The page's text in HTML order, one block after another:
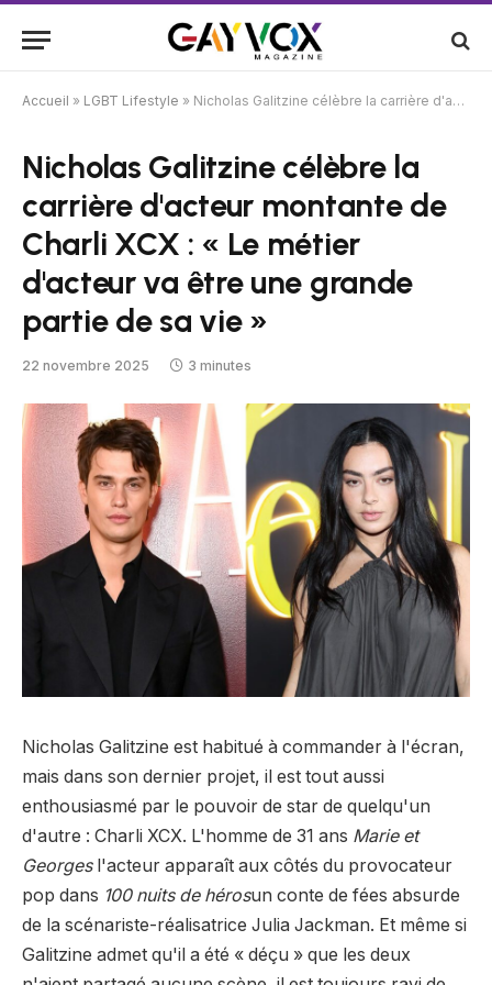
Accueil » LGBT Lifestyle » Nicholas Galitzine célèbre la carrière d'acteur montante de Charli XCX : « Le métier d'acteur va être une grande partie de sa vie »
Nicholas Galitzine célèbre la
carrière d'acteur montante de
Charli XCX : « Le métier
d'acteur va être une grande
partie de sa vie »
22 novembre 2025 3 minutes
Nicholas Galitzine est habitué à commander à l'écran,
mais dans son dernier projet, il est tout aussi
enthousiasmé par le pouvoir de star de quelqu'un
d'autre : Charli XCX. L'homme de 31 ans Marie et
Georgesl'acteur apparaît aux côtés du provocateur
pop dans 100 nuits de hérosun conte de fées absurde
de la scénariste-réalisatrice Julia Jackman. Et même si
Galitzine admet qu'il a été « déçu » que les deux